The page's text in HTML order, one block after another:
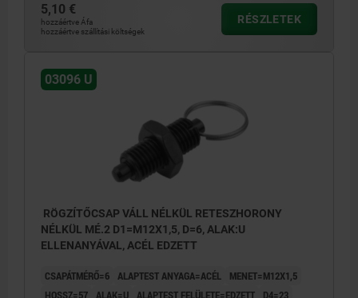
5,10 €
hozzáértve Áfa
hozzáértve szállítási költségek
RÉSZLETEK
03096 U
RÖGZÍTŐCSAP VÁLL NÉLKÜL RETESZHORONY
NÉLKÜL MÉ.2 D1=M12X1,5, D=6, ALAK:U
ELLENANYÁVAL, ACÉL EDZETT
CSAPÁTMÉRŐ=6 ALAPTEST ANYAGA=ACÉL
MENET=M12X1,5
HOSSZ=57
ALAK=U ALAPTEST FELÜLETE=EDZETT D4=23